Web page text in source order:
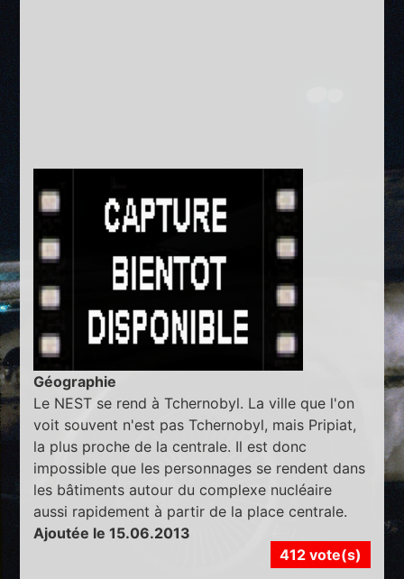
Géographie
Le NEST se rend à Tchernobyl. La ville que l'on
voit souvent n'est pas Tchernobyl, mais Pripiat,
la plus proche de la centrale. Il est donc
impossible que les personnages se rendent dans
les bâtiments autour du complexe nucléaire
aussi rapidement à partir de la place centrale.
Ajoutée le 15.06.2013
412 vote(s)